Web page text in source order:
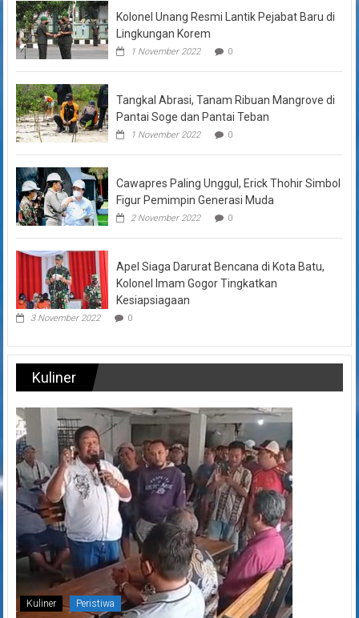
Kolonel Unang Resmi Lantik Pejabat Baru di
Lingkungan Korem
1 November 2022 0
Tangkal Abrasi, Tanam Ribuan Mangrove di
Pantai Soge dan Pantai Teban
1 November 2022 0
Cawapres Paling Unggul, Erick Thohir Simbol
Figur Pemimpin Generasi Muda
2 November 2022 0
Apel Siaga Darurat Bencana di Kota Batu,
Kolonel Imam Gogor Tingkatkan
Kesiapsiagaan
3 November 2022 0
Kuliner
Kuliner Peristiwa